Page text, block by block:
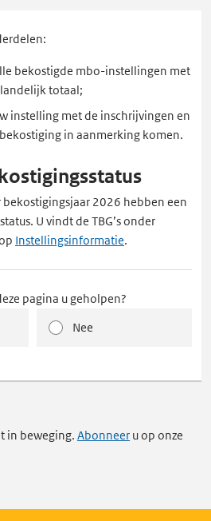
bekostigde mbo-instellingen met
totaal;
instelling met de inschrijvingen en
in aanmerking komen.
2026 hebben een
U vindt de TBG’s onder
Instellingsinformatie.
pagina u geholpen?
Nee
in beweging. Abonneer u op onze